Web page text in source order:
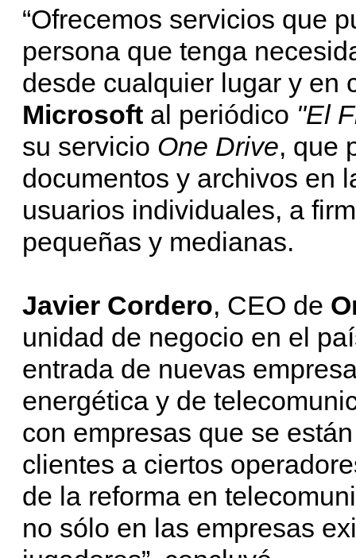
“Ofrecemos servicios que
persona que tenga
desde cualquier lugar y en
Microsoft al periódico "El
su servicio One Drive, que
documentos y archivos en
usuarios individuales, a
pequeñas y medianas.
Javier Cordero, CEO de
unidad de negocio en el
entrada de nuevas
energética y de
con empresas que se
clientes a ciertos
de la reforma en
no sólo en las empresas